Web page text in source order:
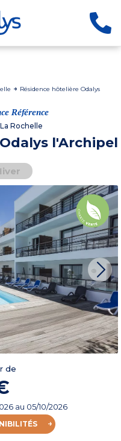
Résidence hôtelière Odalys
Référence
Rochelle
l'Archipel
de
au 05/10/2026